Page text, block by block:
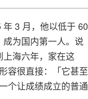
3 月，他以低于 60
为国内第一人。说
海六年，家在这
容很直接：「它甚至
个让成绩成立的普通